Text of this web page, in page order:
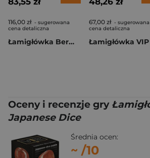
116,00 zł - sugerowana
cena detaliczna
Łamigłówka Bermuda Triangle Recent Toys poziom 3,5/5
67,00 zł - sugerowana
cena detaliczna
Oceny i recenzje gry
Japanese Dice
Średnia ocen:
~ /10